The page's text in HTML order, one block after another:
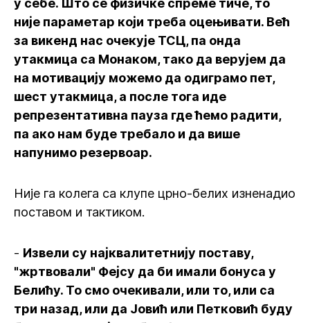
у себе. Што се физичке спреме тиче, то
није параметар који треба оцењивати. Већ
за викенд нас очекује ТСЦ, па онда
утакмица са Монаком, тако да верујем да
на мотивацију можемо да одиграмо пет,
шест утакмица, а после тога иде
репрезентативна пауза где ћемо радити,
па ако нам буде требало и да више
напунимо резервоар.
Није га колега са клупе црно-белих изненадио
поставом и тактиком.
- Извели су најквалитетнију поставу,
"жртвовали" Фејсу да би имали бонуса у
Белићу. То смо очекивали, или то, или са
три назад, или да Јовић или Петковић буду